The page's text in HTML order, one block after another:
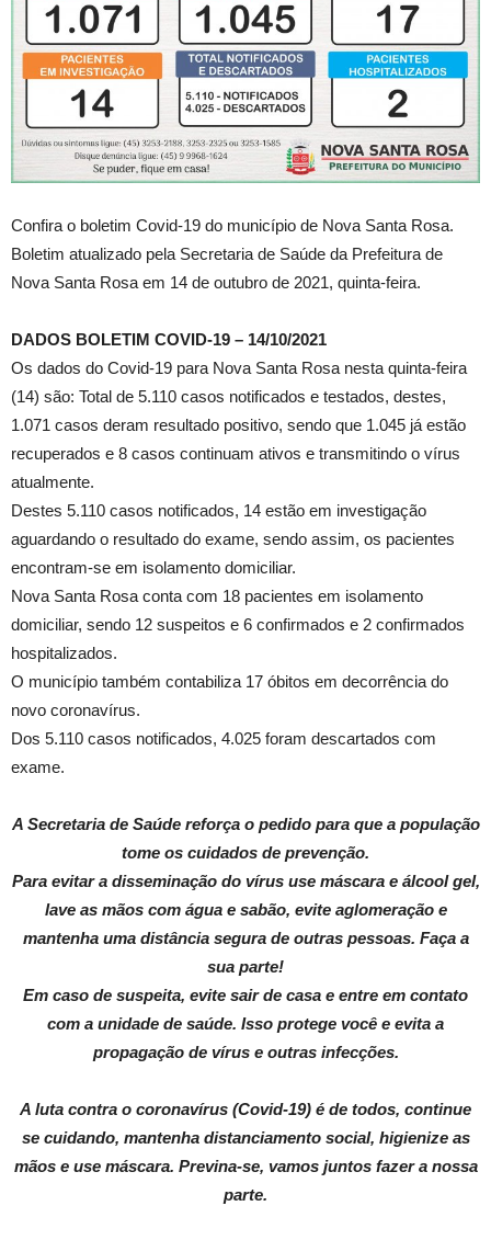
Confira o boletim Covid-19 do município de Nova Santa Rosa.
Boletim atualizado pela Secretaria de Saúde da Prefeitura de
Nova Santa Rosa em 14 de outubro de 2021, quinta-feira.
DADOS BOLETIM COVID-19 – 14/10/2021
Os dados do Covid-19 para Nova Santa Rosa nesta quinta-feira
(14) são: Total de 5.110 casos notificados e testados, destes,
1.071 casos deram resultado positivo, sendo que 1.045 já estão
recuperados e 8 casos continuam ativos e transmitindo o vírus
atualmente.
Destes 5.110 casos notificados, 14 estão em investigação
aguardando o resultado do exame, sendo assim, os pacientes
encontram-se em isolamento domiciliar.
Nova Santa Rosa conta com 18 pacientes em isolamento
domiciliar, sendo 12 suspeitos e 6 confirmados e 2 confirmados
hospitalizados.
O município também contabiliza 17 óbitos em decorrência do
novo coronavírus.
Dos 5.110 casos notificados, 4.025 foram descartados com
exame.
A Secretaria de Saúde reforça o pedido para que a população
tome os cuidados de prevenção.
Para evitar a disseminação do vírus use máscara e álcool gel,
lave as mãos com água e sabão, evite aglomeração e
mantenha uma distância segura de outras pessoas. Faça a
sua parte!
Em caso de suspeita, evite sair de casa e entre em contato
com a unidade de saúde. Isso protege você e evita a
propagação de vírus e outras infecções.
A luta contra o coronavírus (Covid-19) é de todos, continue
se cuidando, mantenha distanciamento social, higienize as
mãos e use máscara. Previna-se, vamos juntos fazer a nossa
parte.